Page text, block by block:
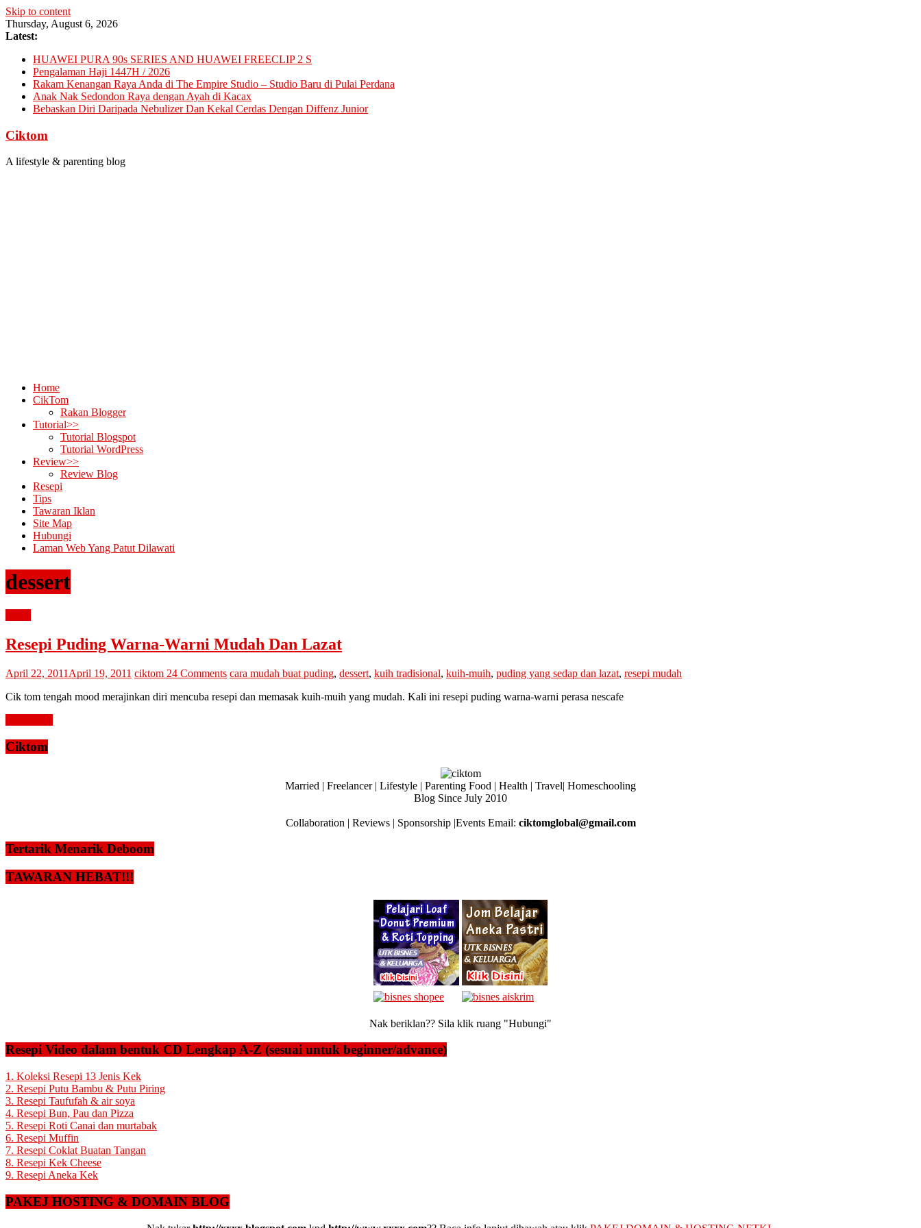
Skip to content
Thursday, August 6, 2026
Latest:
HUAWEI PURA 90s SERIES AND HUAWEI FREECLIP 2 S
Pengalaman Haji 1447H / 2026
Rakam Kenangan Raya Anda di The Empire Studio – Studio Baru di Pulai Perdana
Anak Nak Sedondon Raya dengan Ayah di Kacax
Bebaskan Diri Daripada Nebulizer Dan Kekal Cerdas Dengan Diffenz Junior
Ciktom
A lifestyle & parenting blog
Home
CikTom
Rakan Blogger
Tutorial>>
Tutorial Blogspot
Tutorial WordPress
Review>>
Review Blog
Resepi
Tips
Tawaran Iklan
Site Map
Hubungi
Laman Web Yang Patut Dilawati
dessert
Resepi Puding Warna-Warni Mudah Dan Lazat
April 22, 2011 April 19, 2011 ciktom 24 Comments cara mudah buat puding, dessert, kuih tradisional, kuih-muih, puding yang sedap dan lazat, resepi mudah
Cik tom tengah mood merajinkan diri mencuba resepi dan memasak kuih-muih yang mudah. Kali ini resepi puding warna-warni perasa nescafe
Ciktom
Married | Freelancer | Lifestyle | Parenting Food | Health | Travel| Homeschooling
Blog Since July 2010
Collaboration | Reviews | Sponsorship |Events Email: ciktomglobal@gmail.com
Tertarik Menarik Deboom
TAWARAN HEBAT!!!
Nak beriklan?? Sila klik ruang "Hubungi"
Resepi Video dalam bentuk CD Lengkap A-Z (sesuai untuk beginner/advance)
1. Koleksi Resepi 13 Jenis Kek
2. Resepi Putu Bambu & Putu Piring
3. Resepi Taufufah & air soya
4. Resepi Bun, Pau dan Pizza
5. Resepi Roti Canai dan murtabak
6. Resepi Muffin
7. Resepi Coklat Buatan Tangan
8. Resepi Kek Cheese
9. Resepi Aneka Kek
PAKEJ HOSTING & DOMAIN BLOG